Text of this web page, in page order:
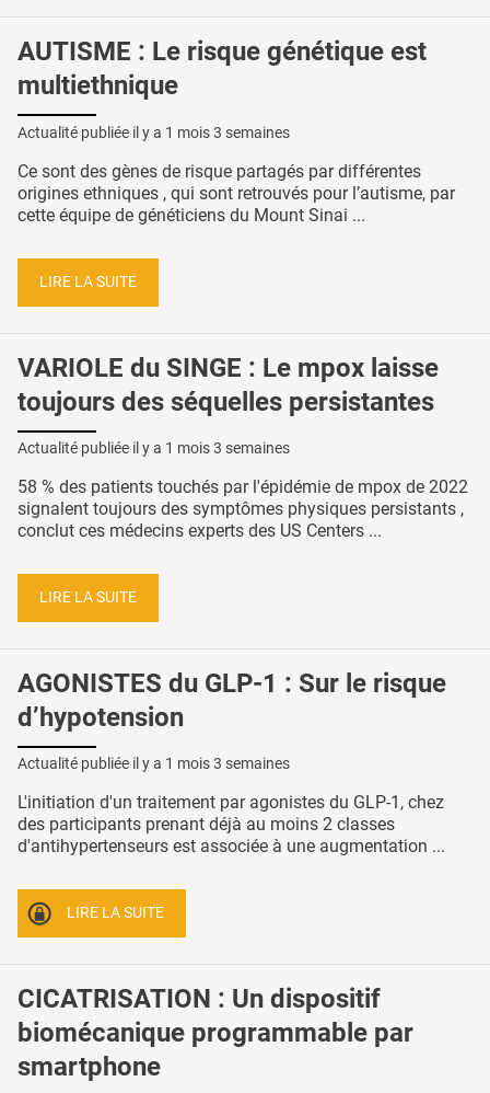
AUTISME : Le risque génétique est
multiethnique
Actualité publiée il y a 1 mois 3 semaines
Ce sont des gènes de risque partagés par différentes
origines ethniques , qui sont retrouvés pour l’autisme, par
cette équipe de généticiens du Mount Sinai ...
LIRE LA SUITE
VARIOLE du SINGE : Le mpox laisse
toujours des séquelles persistantes
Actualité publiée il y a 1 mois 3 semaines
58 % des patients touchés par l'épidémie de mpox de 2022
signalent toujours des symptômes physiques persistants ,
conclut ces médecins experts des US Centers ...
LIRE LA SUITE
AGONISTES du GLP-1 : Sur le risque
d’hypotension
Actualité publiée il y a 1 mois 3 semaines
L'initiation d'un traitement par agonistes du GLP-1, chez
des participants prenant déjà au moins 2 classes
d'antihypertenseurs est associée à une augmentation ...
LIRE LA SUITE
CICATRISATION : Un dispositif
biomécanique programmable par
smartphone